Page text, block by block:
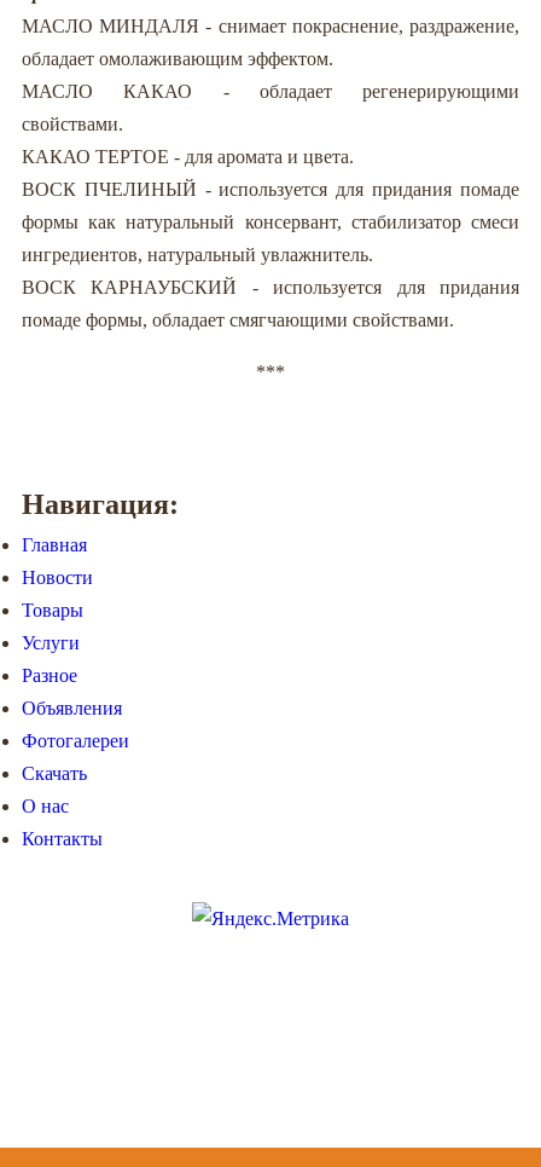
МАСЛО МИНДАЛЯ - снимает покраснение, раздражение,
обладает омолаживающим эффектом.
МАСЛО КАКАО - обладает регенерирующими
свойствами.
КАКАО ТЕРТОЕ - для аромата и цвета.
ВОСК ПЧЕЛИНЫЙ - используется для придания помаде
формы как натуральный консервант, стабилизатор смеси
ингредиентов, натуральный увлажнитель.
ВОСК КАРНАУБСКИЙ - используется для придания
помаде формы, обладает смягчающими свойствами.
***
Навигация:
Главная
Новости
Товары
Услуги
Разное
Объявления
Фотогалереи
Скачать
О нас
Контакты